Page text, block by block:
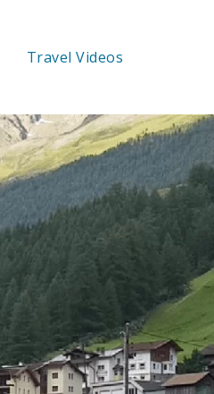
Travel Videos